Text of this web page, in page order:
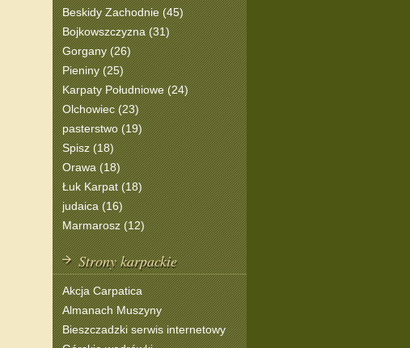
Beskidy Zachodnie (45)
Bojkowszczyzna (31)
Gorgany (26)
Pieniny (25)
Karpaty Południowe (24)
Olchowiec (23)
pasterstwo (19)
Spisz (18)
Orawa (18)
Łuk Karpat (18)
judaica (16)
Marmarosz (12)
Strony karpackie
Akcja Carpatica
Almanach Muszyny
Bieszczadzki serwis internetowy